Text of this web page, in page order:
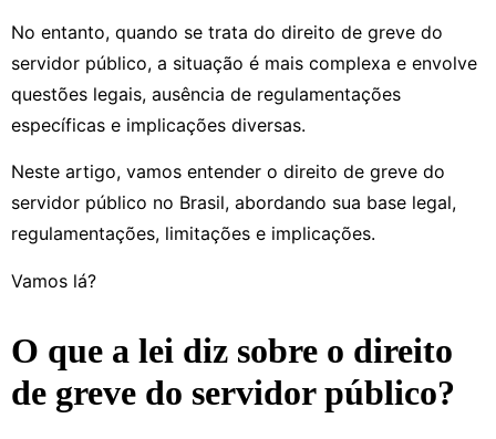
No entanto, quando se trata do direito de greve do
servidor público, a situação é mais complexa e envolve
questões legais, ausência de regulamentações
específicas e implicações diversas.
Neste artigo, vamos entender o direito de greve do
servidor público no Brasil, abordando sua base legal,
regulamentações, limitações e implicações.
Vamos lá?
O que a lei diz sobre o direito
de greve do servidor público?